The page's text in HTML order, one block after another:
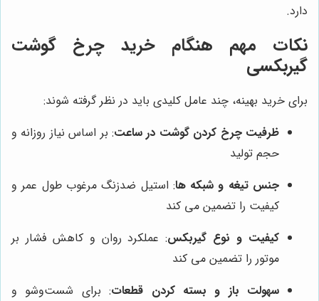
دارد.
نکات مهم هنگام خرید چرخ گوشت
گیربکسی
برای خرید بهینه، چند عامل کلیدی باید در نظر گرفته شوند:
ظرفیت چرخ کردن گوشت در ساعت: بر اساس نیاز روزانه و
حجم تولید
جنس تیغه و شبکه‌ ها: استیل ضدزنگ مرغوب طول عمر و
کیفیت را تضمین می کند
کیفیت و نوع گیربکس: عملکرد روان و کاهش فشار بر
موتور را تضمین می کند
سهولت باز و بسته کردن قطعات: برای شست‌وشو و